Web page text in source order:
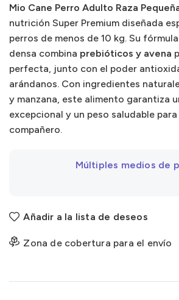
Mio Cane Perro Adulto Raza
nutrición Super Premium diseñada
perros de menos de 10 kg. Su
densa combina prebióticos y avena
perfecta, junto con el poder
arándanos. Con ingredientes
y manzana, este alimento garantiza
excepcional y un peso saludable
compañero.
Múltiples medios de
Añadir a la lista de deseos
Zona de cobertura para el envío